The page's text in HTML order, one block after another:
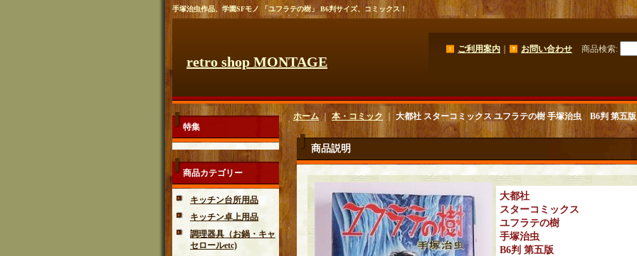
手塚治虫作品、学園SFモノ 「ユフラテの樹」 B6判サイズ、コミックス！
retro shop MONTAGE
ご利用案内 お問い合わせ 商品検索:
特集
商品カテゴリー
キッチン台所用品
キッチン卓上用品
調理器具（お鍋・キャ
セロールetc)
ホーム｜ 本・コミック ｜ 大都社 スターコミックス ユフラテの樹 手塚治虫 B6判 第五版
商品説明
大都社
スターコミックス
ユフラテの樹
手塚治虫
B6判 第五版